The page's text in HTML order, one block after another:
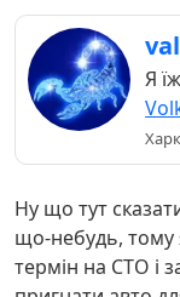
Я
Ну що тут
що-небудь, тому
термін на СТО і